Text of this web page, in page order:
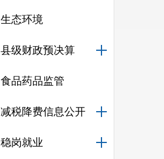
生态环境
县级财政预决算
食品药品监管
减税降费信息公开
稳岗就业